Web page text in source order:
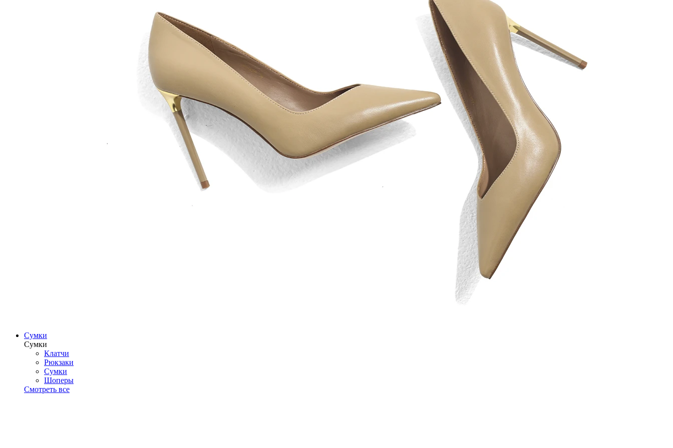
Сумки
Сумки
Клатчи
Рюкзаки
Сумки
Шоперы
Смотреть все